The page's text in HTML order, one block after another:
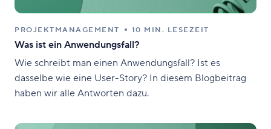
PROJEKTMANAGEMENT 10 MIN. LESEZEIT
Was ist ein Anwendungsfall?
Wie schreibt man einen Anwendungsfall? Ist es
dasselbe wie eine User-Story? In diesem Blogbeitrag
haben wir alle Antworten dazu.